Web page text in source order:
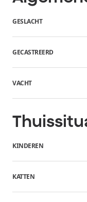
GESLACHT
GECASTREERD
VACHT
KINDEREN
KATTEN